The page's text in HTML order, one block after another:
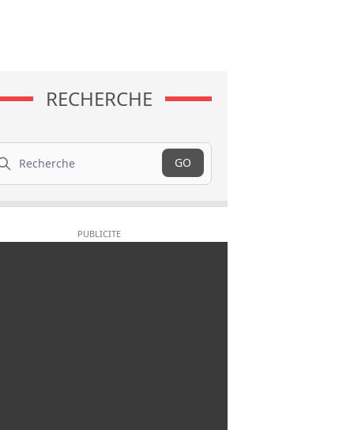
RECHERCHE
GO